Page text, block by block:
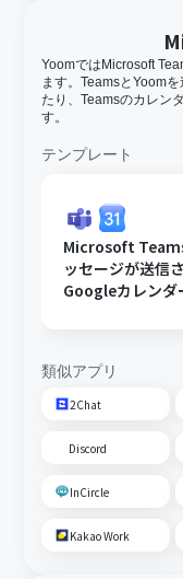
YoomではMicrosoft
ます。TeamsとYoom
たり、Teamsのカレン
す。
テンプレート
Microsoft
ッセージが送信
Googleカレンダ
類似アプリ
2Chat
Discord
InCircle
Kakao Work